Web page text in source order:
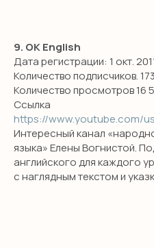
9. OK English
Дата регистрации: 1 окт.
Количество подписчиков.
Количество просмотров 16
Ссылка
https://www.youtube.com/
Интересный канал
языка» Елены Вогнистой.
английского для каждого
с наглядным текстом и